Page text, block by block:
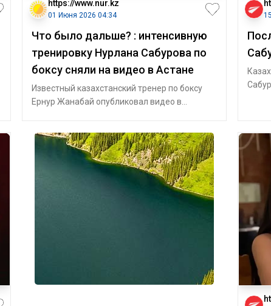
https://www.nur.kz
01 Июня 2026 04:34
Что было дальше? : интенсивную
тренировку Нурлана Сабурова по
боксу сняли на видео в Астане
Известный казахстанский тренер по боксу
Ернур Жанабай опубликовал видео в